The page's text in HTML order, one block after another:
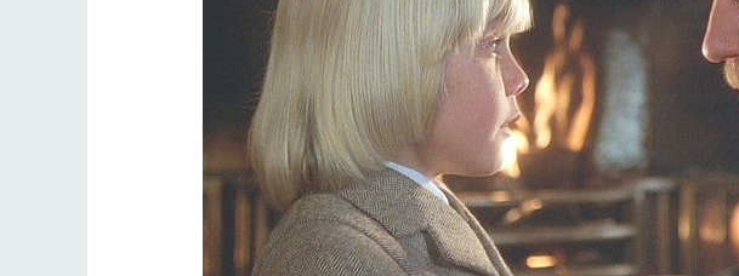
Разлуки не будет
Фредерика де Грааф Как найти своё место в жизни